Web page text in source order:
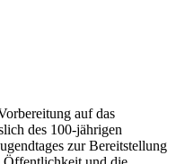
auf das
des 100-jährigen
zur Bereitstellung